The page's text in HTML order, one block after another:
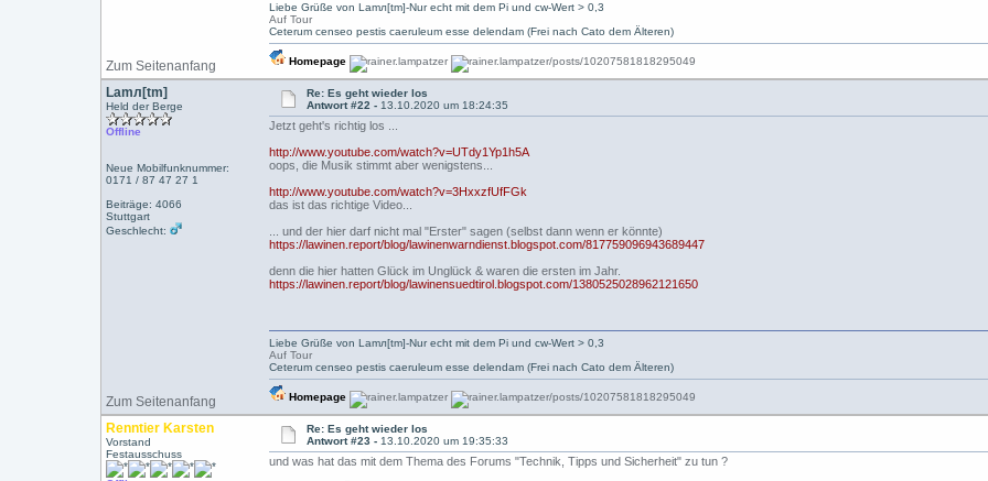
Zum Seitenanfang
Liebe Grüße von Lamл[tm]-Nur echt mit dem Pi und cw-Wert > 0,3
Auf Tour
Ceterum censeo pestis caeruleum esse delendam (Frei nach Cato dem Älteren)
Homepage
Lamл[tm]
Held der Berge
Offline
Neue Mobilfunknummer:
0171 / 87 47 27 1
Beiträge: 4066
Stuttgart
Geschlecht:
Re: Es geht wieder los
Antwort #22 - 13.10.2020 um 18:24:35
Jetzt geht's richtig los ...
http://www.youtube.com/watch?v=UTdy1Yp1h5A
oops, die Musik stimmt aber wenigstens...
http://www.youtube.com/watch?v=3HxxzfUfFGk
das ist das richtige Video...
... und der hier darf nicht mal "Erster" sagen (selbst dann wenn er könnte)
https://lawinen.report/blog/lawinenwarndienst.blogspot.com/817759096943689447
denn die hier hatten Glück im Unglück & waren die ersten im Jahr.
https://lawinen.report/blog/lawinensuedtirol.blogspot.com/1380525028962121650
Zum Seitenanfang
Liebe Grüße von Lamл[tm]-Nur echt mit dem Pi und cw-Wert > 0,3
Auf Tour
Ceterum censeo pestis caeruleum esse delendam (Frei nach Cato dem Älteren)
Homepage
Renntier Karsten
Vorstand
Festausschuss
Re: Es geht wieder los
Antwort #23 - 13.10.2020 um 19:35:33
und was hat das mit dem Thema des Forums "Technik, Tipps und Sicherheit" zu tun ?